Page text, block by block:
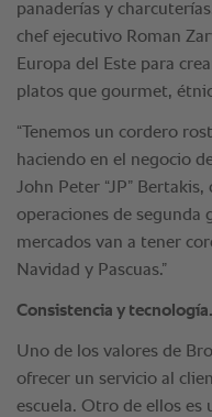
panaderías y
chef ejecutivo Roman
Europa del Este para
platos que gourmet,
“Tenemos un cordero
haciendo en el negocio
John Peter “JP”
operaciones de segunda
mercados van a tener
Navidad y Pascuas.”
Consistencia y tecnología.
Uno de los valores de
ofrecer un servicio al
escuela. Otro de ellos es